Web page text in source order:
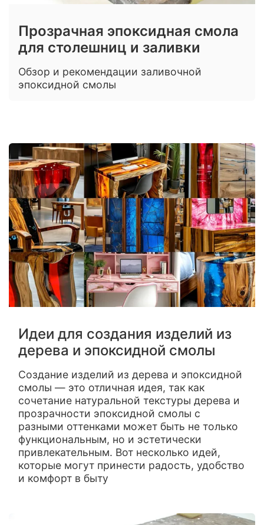
Прозрачная эпоксидная смола
для столешниц и заливки
Обзор и рекомендации заливочной
эпоксидной смолы
Идеи для создания изделий из
дерева и эпоксидной смолы
Создание изделий из дерева и эпоксидной
смолы — это отличная идея, так как
сочетание натуральной текстуры дерева и
прозрачности эпоксидной смолы с
разными оттенками может быть не только
функциональным, но и эстетически
привлекательным. Вот несколько идей,
которые могут принести радость, удобство
и комфорт в быту